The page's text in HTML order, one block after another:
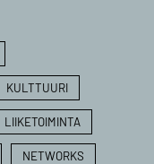
KULTTUURI
LIIKETOIMINTA
NETWORKS